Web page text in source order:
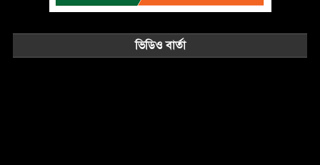
ভিডিও বার্তা